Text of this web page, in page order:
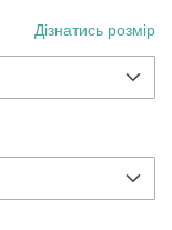
Дізнатись розмір